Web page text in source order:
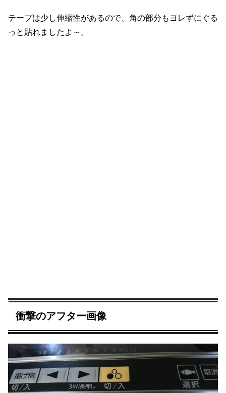
テープは少し伸縮性があるので、角の部分もヨレずにぐる
っと貼れましたよ～。
衝撃のアフター画像